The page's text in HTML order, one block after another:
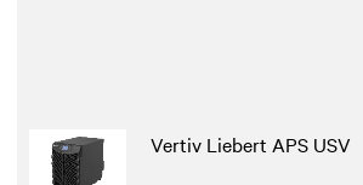
Vertiv Liebert APS USV